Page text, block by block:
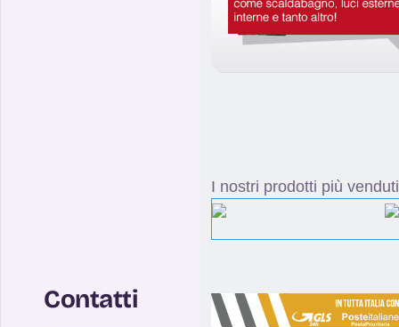
Contatti
I nostri prodotti più venduti